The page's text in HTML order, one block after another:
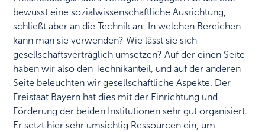
bewusst eine sozialwissenschaftliche Ausrichtung,
schließt aber an die Technik an: In welchen Bereichen
kann man sie verwenden? Wie lässt sie sich
gesellschaftsverträglich umsetzen? Auf der einen Seite
haben wir also den Technikanteil, und auf der anderen
Seite beleuchten wir gesellschaftliche Aspekte. Der
Freistaat Bayern hat dies mit der Einrichtung und
Förderung der beiden Institutionen sehr gut organisiert.
Er setzt hier sehr umsichtig Ressourcen ein, um